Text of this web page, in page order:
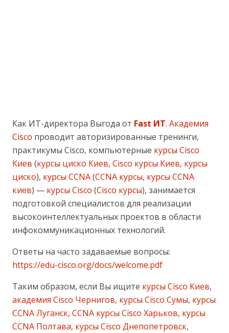
Как ИТ-директора Выгода от Fast ИТ. Академия
Cisco проводит авторизированные тренинги,
практикумы Cisco, компьютерные курсы Cisco
Киев (курсы циско Киев, Cisco курсы Киев, курсы
циско), курсы CCNA(CCNA курсы, курсы CCNA
киев) — курсы Cisco (Cisco курсы), занимается
подготовкой специалистов для реализации
высокоинтеллектуальных проектов в области
инфокоммуникационных технологий.
Ответы на часто задаваемые вопросы:
https://edu-cisco.org/docs/welcome.pdf
Таким образом, если Вы ищите курсы Cisco Киев,
академия Cisco Чернигов, курсы Cisco Сумы, курсы
CCNA Луганск, CCNA курсы Cisco Харьков, курсы
CCNA Полтава, курсы Cisco Днепопетровск,